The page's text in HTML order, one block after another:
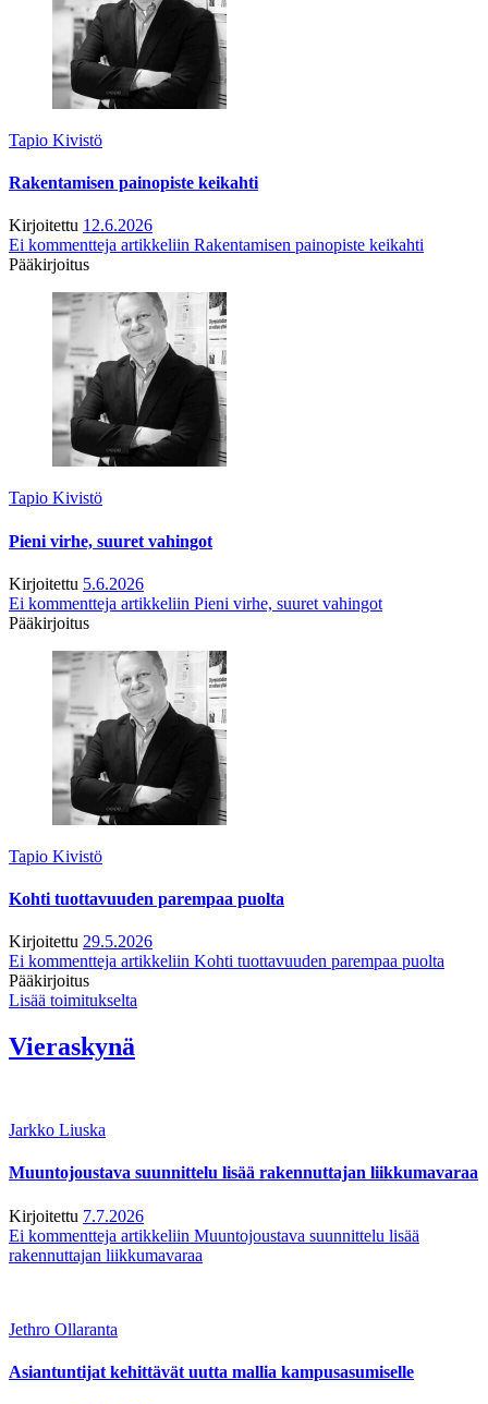
Tapio Kivistö
Rakentamisen painopiste keikahti
Kirjoitettu 12.6.2026
Ei kommentteja artikkeliin Rakentamisen painopiste keikahti
Pääkirjoitus
Tapio Kivistö
Pieni virhe, suuret vahingot
Kirjoitettu 5.6.2026
Ei kommentteja artikkeliin Pieni virhe, suuret vahingot
Pääkirjoitus
Tapio Kivistö
Kohti tuottavuuden parempaa puolta
Kirjoitettu 29.5.2026
Ei kommentteja artikkeliin Kohti tuottavuuden parempaa puolta
Pääkirjoitus
Lisää toimitukselta
Vieraskynä
Jarkko Liuska
Muuntojoustava suunnittelu lisää rakennuttajan liikkumavaraa
Kirjoitettu 7.7.2026
Ei kommentteja artikkeliin Muuntojoustava suunnittelu lisää
rakennuttajan liikkumavaraa
Jethro Ollaranta
Asiantuntijat kehittävät uutta mallia kampusasumiselle